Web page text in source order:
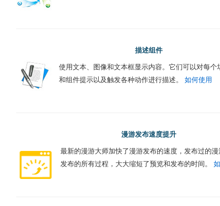
描述组件
使用文本、图像和文本框显示内容。它们可以对每个
和组件提示以及触发各种动作进行描述。 如何使用
漫游发布速度提升
最新的漫游大师加快了漫游发布的速度，发布过的
发布的所有过程，大大缩短了预览和发布的时间。